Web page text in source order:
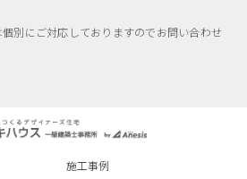
別にご対応しておりますのでお問い合わせ
施工事例